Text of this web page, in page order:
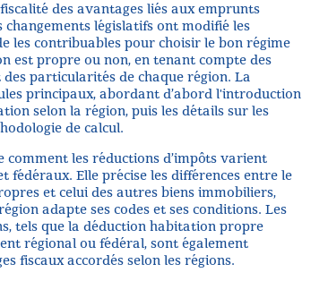
des avantages liés aux emprunts
législatifs ont modifié les
les contribuables pour choisir le bon régime
est propre ou non, en tenant compte des
particularités de chaque région. La
principaux, abordant d’abord l'introduction
selon la région, puis les détails sur les
de calcul.
comment les réductions d’impôts varient
fédéraux. Elle précise les différences entre le
et celui des autres biens immobiliers,
adapte ses codes et ses conditions. Les
tels que la déduction habitation propre
régional ou fédéral, sont également
fiscaux accordés selon les régions.